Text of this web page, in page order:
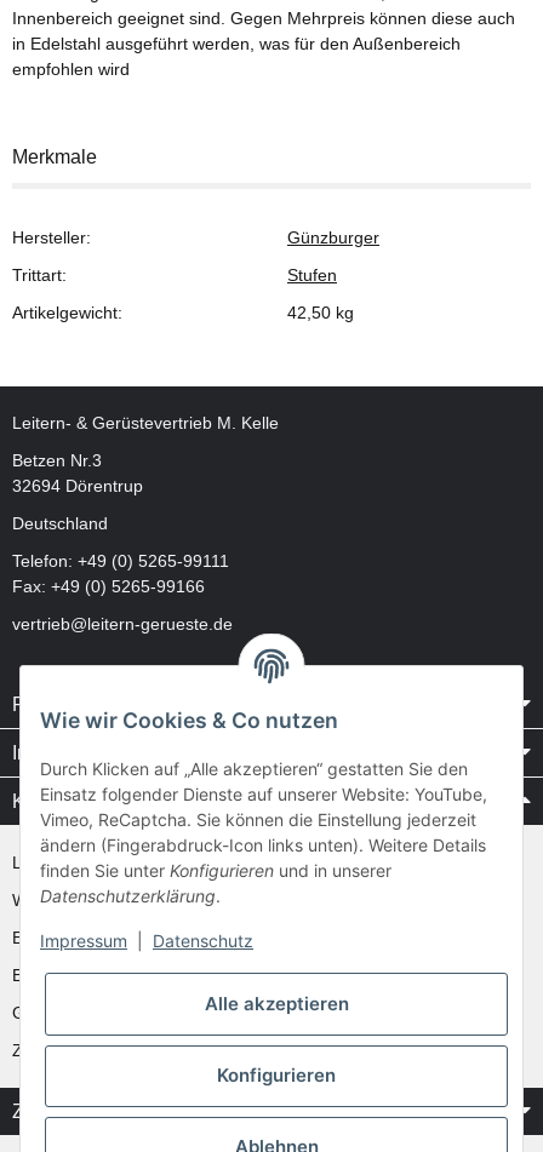
Innenbereich geeignet sind. Gegen Mehrpreis können diese auch
in Edelstahl ausgeführt werden, was für den Außenbereich
empfohlen wird
Merkmale
Hersteller:
Günzburger
Trittart:
Stufen
Artikelgewicht:
42,50 kg
Leitern- & Gerüstevertrieb M. Kelle
Betzen Nr.3
32694 Dörentrup
Deutschland
Telefon: +49 (0) 5265-99111
Fax: +49 (0) 5265-99166
vertrieb@leitern-gerueste.de
Rechtliches
Informationen
Kataloge / Videos
Layher Videos und Downloads
WAKÜ
Ernst
Euroline
Günzburger
Zarges
Zahlung & Versand
Wie wir Cookies & Co nutzen
Durch Klicken auf „Alle akzeptieren“ gestatten Sie den
Einsatz folgender Dienste auf unserer Website: YouTube,
Vimeo, ReCaptcha. Sie können die Einstellung jederzeit
ändern (Fingerabdruck-Icon links unten). Weitere Details
finden Sie unter Konfigurieren und in unserer
Datenschutzerklärung.
Impressum Datenschutz
Alle akzeptieren
Konfigurieren
Ablehnen